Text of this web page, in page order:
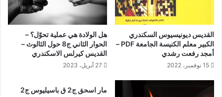
القديس ديونيسيوس السكندري
الكبير معلم الكنيسة الجامعة PDF –
أمجد رفعت رشدي
15 نوفمبر، 2022
هل الولادة هي عملية تحوّل؟ –
الحوار الثاني ج8 حول الثالوث –
القديس كيرلس الاسكندري
27 أبريل، 2023
مار اسحق ج2 ق باسيليوس ج2